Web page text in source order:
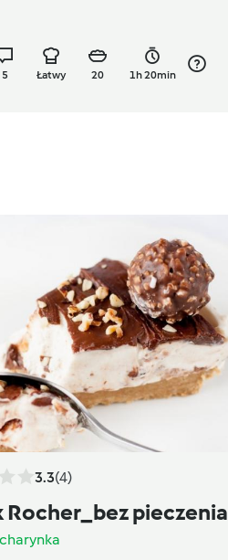
5 Łatwy 20 1h 20min
3.3(4)
Rocher_bez pieczenia